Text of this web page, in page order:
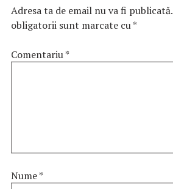
Adresa ta de email nu va fi publicată.
obligatorii sunt marcate cu*
Comentariu*
Nume*